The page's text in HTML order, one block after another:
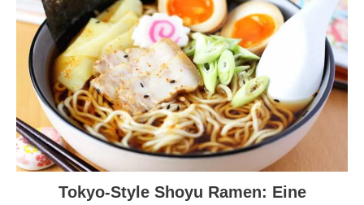
o
y
u
,
a
u
s
Tokyo-Style Shoyu Ramen: Eine